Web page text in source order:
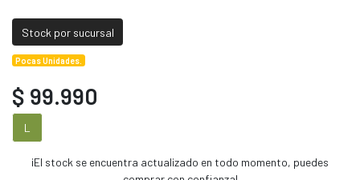
Stock por sucursal
Pocas Unidades.
$ 99.990
L
¡El stock se encuentra actualizado en todo momento, puedes